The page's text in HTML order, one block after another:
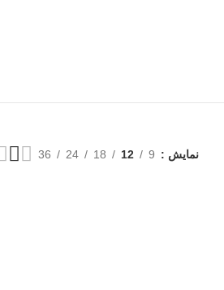
نمایش 9
12
18
24
36